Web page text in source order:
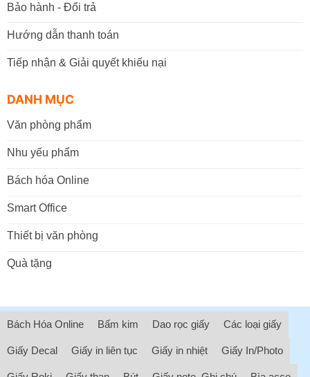
Bảo hành - Đổi trả
Hướng dẫn thanh toán
Tiếp nhận & Giải quyết khiếu nại
DANH MỤC
Văn phòng phẩm
Nhu yếu phẩm
Bách hóa Online
Smart Office
Thiết bị văn phòng
Quà tặng
Bách Hóa Online Bấm kim Dao rọc giấy Các loại giấy
Giấy Decal Giấy in liên tục Giấy in nhiệt Giấy In/Photo